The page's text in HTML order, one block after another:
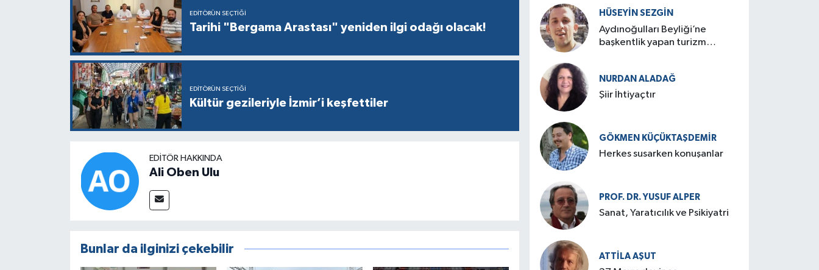
EDITÖRÜN SEÇTIĞI
Tarihi "Bergama Arastası" yeniden ilgi odağı olacak!
EDITÖRÜN SEÇTIĞI
Kültür gezileriyle İzmir’i keşfettiler
EDITÖR HAKKINDA
Ali Oben Ulu
Bunlar da ilginizi çekebilir
HÜSEYIN SEZGIN
Aydınoğulları Beyliği’ne
başkentlik yapan turizm
NURDAN ALADAĞ
Şiir İhtiyaçtır
GÖKMEN KÜÇÜKTAŞDEMIR
Herkes susarken konuşanlar
PROF. DR. YUSUF ALPER
Sanat, Yaratıcılık ve Psikiyatri
ATTILA AŞUT